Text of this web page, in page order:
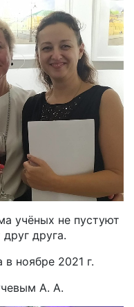
учёных не пустуют
друга.
ноябре 2021 г.
А. А.